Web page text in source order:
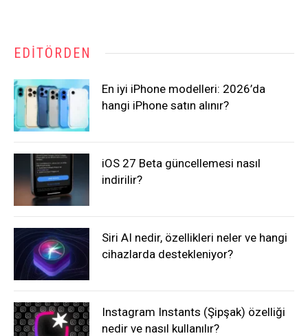
EDITÖRDEN
En iyi iPhone modelleri: 2026’da
hangi iPhone satın alınır?
iOS 27 Beta güncellemesi nasıl
indirilir?
Siri AI nedir, özellikleri neler ve hangi
cihazlarda destekleniyor?
Instagram Instants (Şipşak) özelliği
nedir ve nasıl kullanılır?